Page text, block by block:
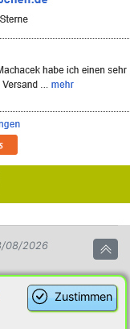
08/2026
Zustimmen